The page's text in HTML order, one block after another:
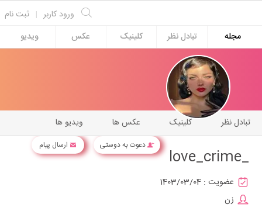
ثبت نام | ورود کاربر
مجله
تبادل نظر کلینیک عکس ویدیو
دعوت به دوستی ارسال پیام
ویدیو ها عکس ها کلینیک تبادل نظر
_love_crime
عضویت : 1403/03/04
زن